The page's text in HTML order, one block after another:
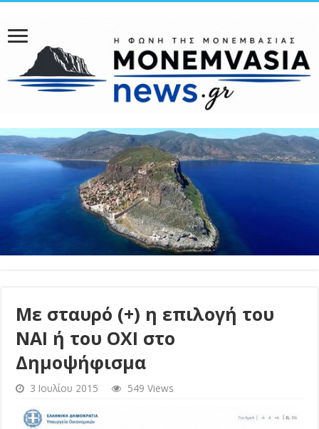
Με σταυρό (+) η επιλογή του
ΝΑΙ ή του ΟΧΙ στο
Δημοψήφισμα
3 Ιουλίου 2015 549 Views